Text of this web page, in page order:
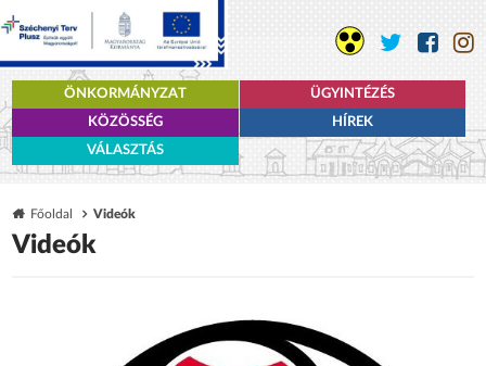
ÖNKORMÁNYZAT
ÜGYINTÉZÉS
KÖZÖSSÉG
HÍREK
VÁLASZTÁS
Főoldal Videók
Videók